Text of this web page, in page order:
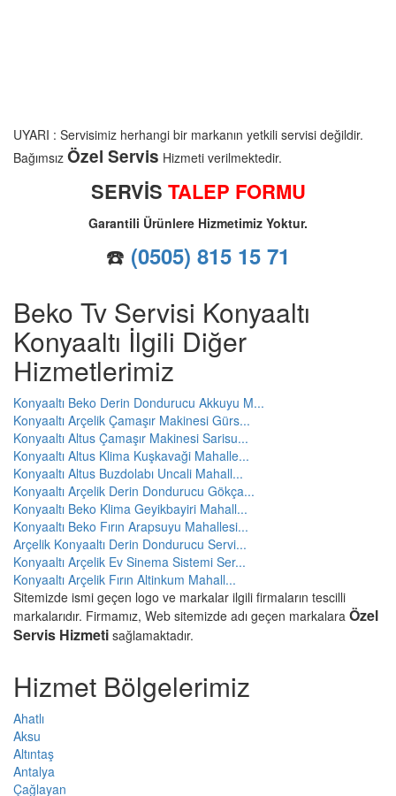
UYARI : Servisimiz herhangi bir markanın yetkili servisi değildir.
Bağımsız Özel Servis Hizmeti verilmektedir.
SERVİS TALEP FORMU
Garantili Ürünlere Hizmetimiz Yoktur.
☎️ (0505) 815 15 71
Beko Tv Servisi Konyaaltı
Konyaaltı İlgili Diğer
Hizmetlerimiz
Konyaaltı Beko Derin Dondurucu Akkuyu M...
Konyaaltı Arçelik Çamaşır Makinesi Gürs...
Konyaaltı Altus Çamaşır Makinesi Sarisu...
Konyaaltı Altus Klima Kuşkavaği Mahalle...
Konyaaltı Altus Buzdolabı Uncali Mahall...
Konyaaltı Arçelik Derin Dondurucu Gökça...
Konyaaltı Beko Klima Geyikbayiri Mahall...
Konyaaltı Beko Fırın Arapsuyu Mahallesi...
Arçelik Konyaaltı Derin Dondurucu Servi...
Konyaaltı Arçelik Ev Sinema Sistemi Ser...
Konyaaltı Arçelik Fırın Altinkum Mahall...
Sitemizde ismi geçen logo ve markalar ilgili firmaların tescilli
markalarıdır. Firmamız, Web sitemizde adı geçen markalara Özel
Servis Hizmeti sağlamaktadır.
Hizmet Bölgelerimiz
Ahatlı
Aksu
Altıntaş
Antalya
Çağlayan